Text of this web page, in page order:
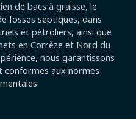
de bacs à graisse, le
fosses septiques, dans
et pétroliers, ainsi que
en Corrèze et Nord du
nous garantissons
conformes aux normes